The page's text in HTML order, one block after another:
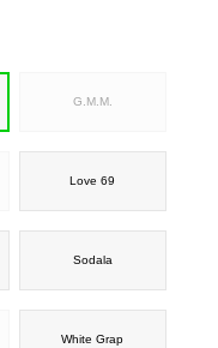
G.M.M.
Love 69
Sodala
White Grap